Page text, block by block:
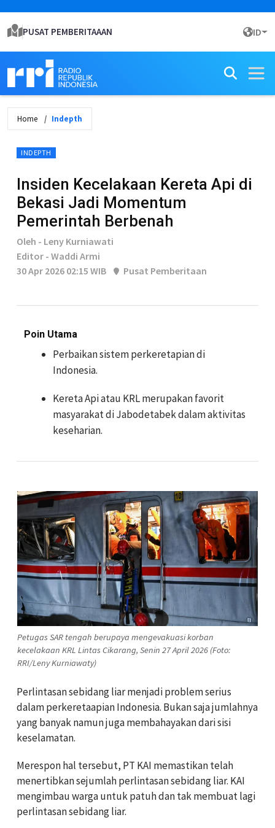
PUSAT PEMBERITAAAN ID
Home Indepth
INDEPTH
Insiden Kecelakaan Kereta Api di
Bekasi Jadi Momentum
Pemerintah Berbenah
Oleh - Leny Kurniawati
Editor - Waddi Armi
30 Apr 2026 02:15 WIB
Pusat Pemberitaan
Poin Utama
Perbaikan sistem perkeretapian di
Indonesia.
Kereta Api atau KRL merupakan favorit
masyarakat di Jabodetabek dalam aktivitas
keseharian.
Petugas SAR tengah berupaya mengevakuasi korban
kecelakaan KRL Lintas Cikarang, Senin 27 April 2026 (Foto:
RRI/Leny Kurniawaty)
Perlintasan sebidang liar menjadi problem serius
dalam perkeretaapian Indonesia. Bukan saja jumlahnya
yang banyak namun juga membahayakan dari sisi
keselamatan.
Merespon hal tersebut, PT KAI memastikan telah
menertibkan sejumlah perlintasan sebidang liar. KAI
mengimbau warga untuk patuh dan tak membuat lagi
perlintasan sebidang liar.